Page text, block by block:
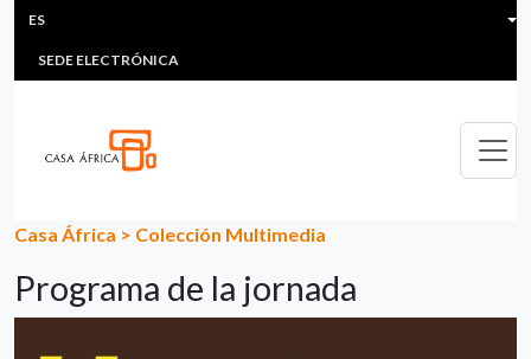
Pasar al contenido principal
HEADER MENU
MULTIMEDIA
SEDE ELECTRÓNICA
ES
Casa África > Colección Multimedia
Programa de la jornada